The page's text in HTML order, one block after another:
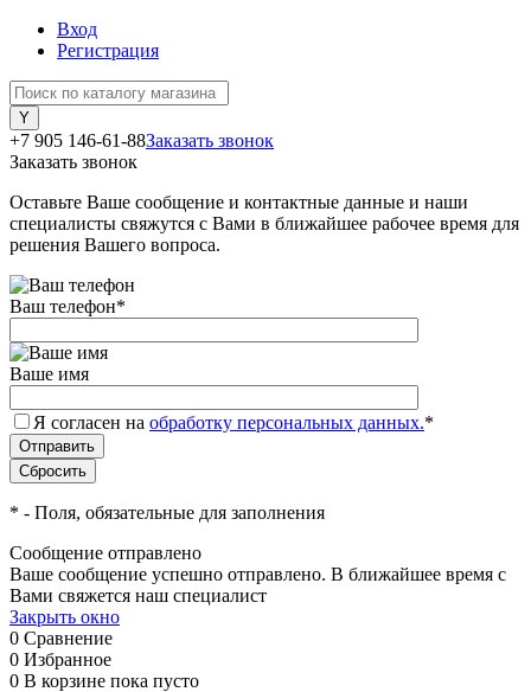
Вход
Регистрация
+7 905 146-61-88Заказать звонок
Заказать звонок
Оставьте Ваше сообщение и контактные данные и наши
специалисты свяжутся с Вами в ближайшее рабочее время для
решения Вашего вопроса.
Ваш телефон*
Ваше имя
Я согласен на обработку персональных данных.*
* - Поля, обязательные для заполнения
Сообщение отправлено
Ваше сообщение успешно отправлено. В ближайшее время с
Вами свяжется наш специалист
Закрыть окно
0 Сравнение
0 Избранное
0 В корзине пока пусто